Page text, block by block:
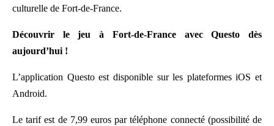
culturelle de Fort-de-France.
Découvrir le jeu à Fort-de-France avec Questo dès
aujourd’hui !
L’application Questo est disponible sur les plateformes iOS et
Android.
Le tarif est de 7,99 euros par téléphone connecté (possibilité de